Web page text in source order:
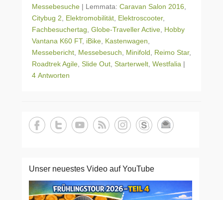
Messebesuche | Lemmata: Caravan Salon 2016
Citybug 2
Elektromobilität Elektroscooter,
Fachbesuchertag Globe-Traveller Active Hobby
Vantana K60 FT, iBike Kastenwagen
Messebericht Messebesuch Minifold Reimo Star,
Roadtrek Agile Slide Out Starterwelt Westfalia |
4 Antworten
Unser neuestes Video auf YouTube